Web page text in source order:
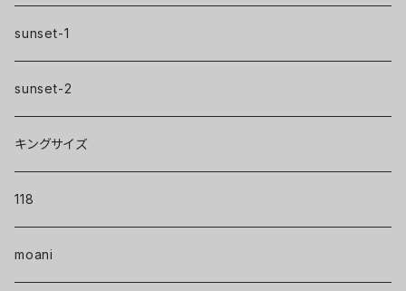
sunset-1
sunset-2
キングサイズ
118
moani